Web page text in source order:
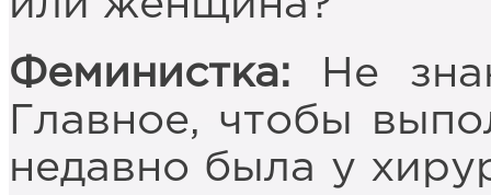
Феминистка: Не
Главное, чтобы
недавно была у